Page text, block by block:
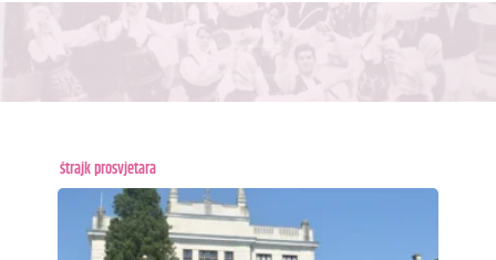
štrajk prosvjetara